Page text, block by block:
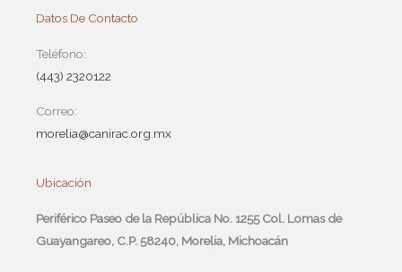
Datos De Contacto
Teléfono:
(443) 2320122
Correo:
morelia@canirac.org.mx
Ubicación
Periférico Paseo de la República No. 1255 Col. Lomas de
Guayangareo, C.P. 58240, Morelia, Michoacán